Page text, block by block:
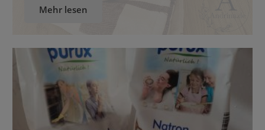
schleicht sich immer wieder diese Frage ein: Geht
bedeutet das eigentlich für meine Familie, die
Umwelt – und […]
Mehr lesen